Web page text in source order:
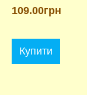
109.00грн
Купити